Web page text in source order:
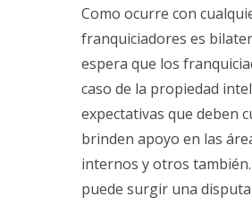
Como ocurre con
franquiciadores es
espera que los
caso de la propiedad
expectativas que deben
brinden apoyo en las
internos y otros
puede surgir una